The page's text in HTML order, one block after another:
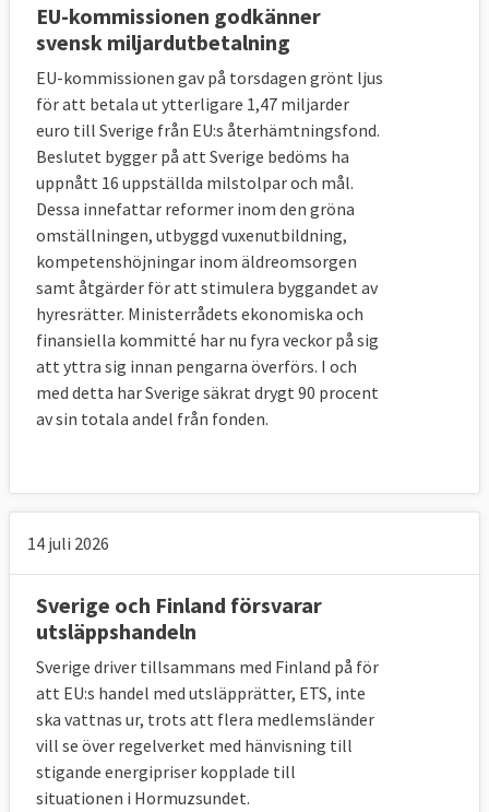
EU-kommissionen godkänner
svensk miljardutbetalning
EU-kommissionen gav på torsdagen grönt ljus
för att betala ut ytterligare 1,47 miljarder
euro till Sverige från EU:s återhämtningsfond.
Beslutet bygger på att Sverige bedöms ha
uppnått 16 uppställda milstolpar och mål.
Dessa innefattar reformer inom den gröna
omställningen, utbyggd vuxenutbildning,
kompetenshöjningar inom äldreomsorgen
samt åtgärder för att stimulera byggandet av
hyresrätter. Ministerrådets ekonomiska och
finansiella kommitté har nu fyra veckor på sig
att yttra sig innan pengarna överförs. I och
med detta har Sverige säkrat drygt 90 procent
av sin totala andel från fonden.
14 juli 2026
Sverige och Finland försvarar
utsläppshandeln
Sverige driver tillsammans med Finland på för
att EU:s handel med utsläpprätter, ETS, inte
ska vattnas ur, trots att flera medlemsländer
vill se över regelverket med hänvisning till
stigande energipriser kopplade till
situationen i Hormuzsundet.